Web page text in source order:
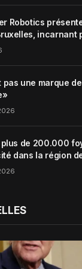
Robotics
incarnant
Garden Harmony
pas une marque
plus de 200.000
dans la région